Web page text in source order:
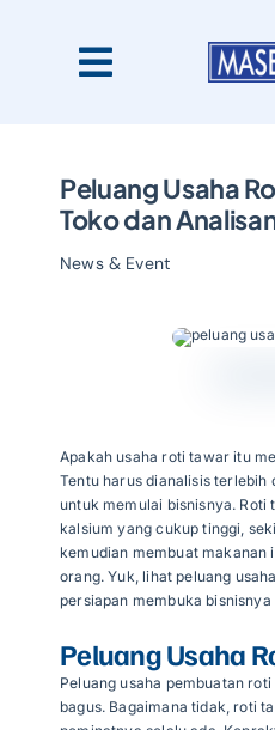
Toggle
Our
Peluang Usaha
Toko dan
News & Event
Apakah usaha roti tawar itu
Tentu harus dianalisis terlebih
untuk memulai bisnisnya.
kalsium yang cukup tinggi,
kemudian membuat
orang. Yuk, lihat peluang
persiapan membuka
Peluang Usaha
Peluang usaha pembuatan
bagus. Bagaimana tidak, roti